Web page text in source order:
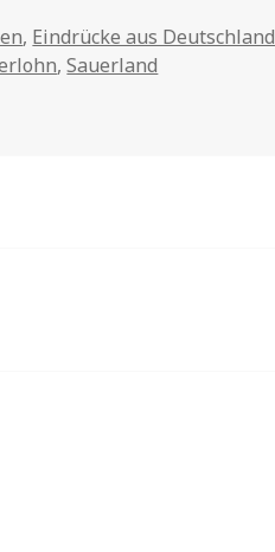
, Eindrücke aus Deutschland
,Sauerland